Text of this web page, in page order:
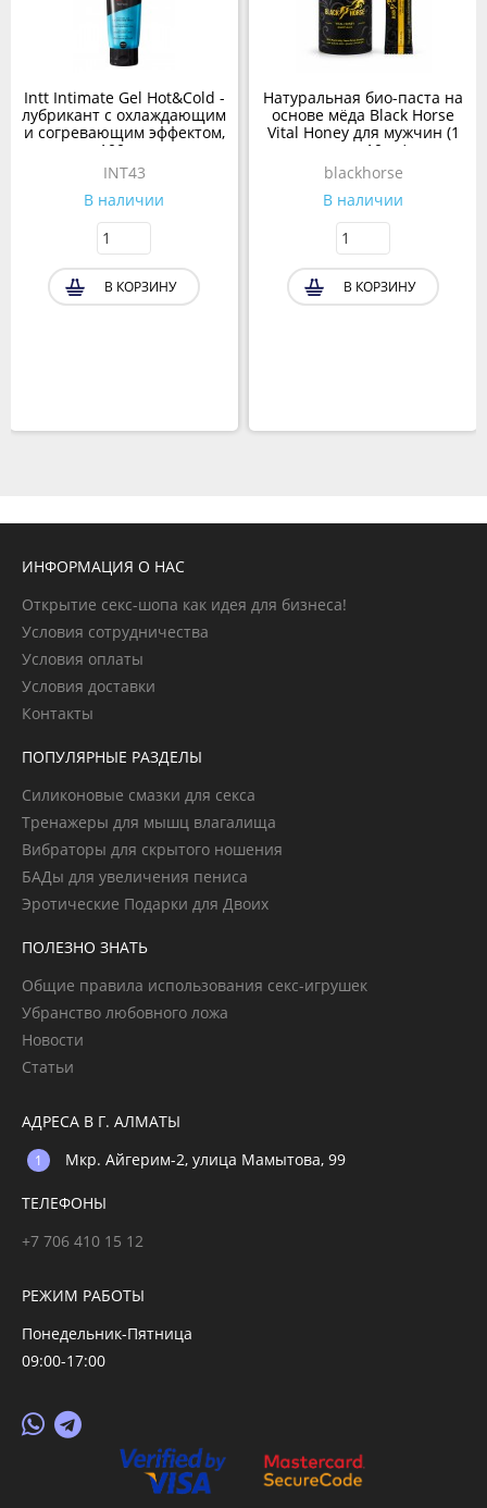
Intt Intimate Gel Hot&Cold -
лубрикант с охлаждающим
и согревающим эффектом,
100 мл
INT43
В наличии
В КОРЗИНУ
Натуральная био-паста на
основе мёда Black Horse
Vital Honey для мужчин (1
пакет 10 гр)
blackhorse
В наличии
В КОРЗИНУ
ИНФОРМАЦИЯ О НАС
Открытие секс-шопа как идея для бизнеса!
Условия сотрудничества
Условия оплаты
Условия доставки
Контакты
ПОПУЛЯРНЫЕ РАЗДЕЛЫ
Силиконовые смазки для секса
Тренажеры для мышц влагалища
Вибраторы для скрытого ношения
БАДы для увеличения пениса
Эротические Подарки для Двоих
ПОЛЕЗНО ЗНАТЬ
Общие правила использования секс-игрушек
Убранство любовного ложа
Новости
Статьи
АДРЕСА В Г. АЛМАТЫ
Мкр. Айгерим-2, улица Мамытова, 99
ТЕЛЕФОНЫ
+7 706 410 15 12
РЕЖИМ РАБОТЫ
Понедельник-Пятница
09:00-17:00